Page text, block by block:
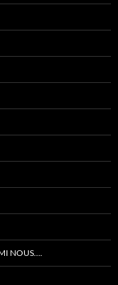
NOUS….